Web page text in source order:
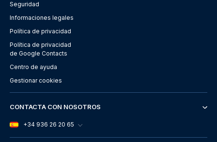
Seguridad
Informaciones legales
Política de privacidad
Política de privacidad
de Google Contacts
Centro de ayuda
Gestionar cookies
CONTACTA CON NOSOTROS
+34 936 26 20 65